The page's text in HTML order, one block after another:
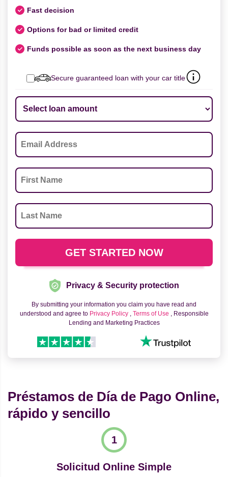
Fast decision
Options for bad or limited credit
Funds possible as soon as the next business day
Secure guaranteed loan with your car title
Privacy & Security protection
By submitting your information you claim you have read and
understood and agree to Privacy Policy , Terms of Use , Responsible
Lending and Marketing Practices
Préstamos de Día de Pago Online,
rápido y sencillo
Solicitud Online Simple